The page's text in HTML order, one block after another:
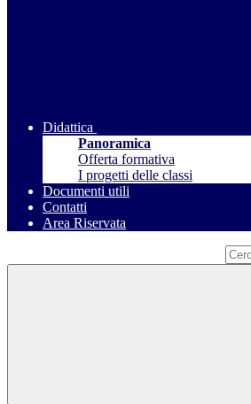
Didattica
Panoramica
Offerta formativa
I progetti delle classi
Documenti utili
Contatti
Area Riservata